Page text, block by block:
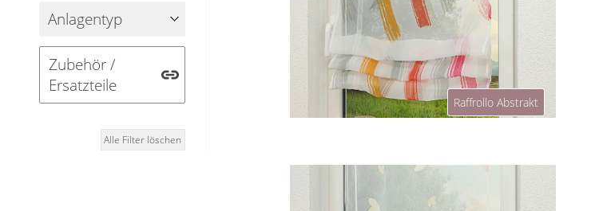
Anlagentyp
Zubehör /
Ersatzteile
Alle Filter löschen
Raffrollo Abstrakt